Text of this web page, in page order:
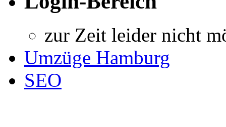
zur Zeit leider nicht
Umzüge Hamburg
SEO